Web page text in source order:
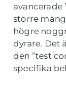
avancerade
större
högre
dyrare. Det
den ”test
specifika